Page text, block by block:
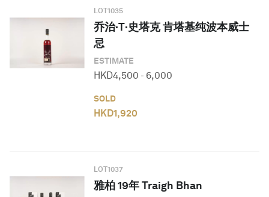
LOT1035
乔治·T·史塔克 肯塔基纯波本威士
忌
ESTIMATE
HKD4,500 - 6,000
SOLD
HKD1,920
LOT1037
雅柏 19年 Traigh Bhan